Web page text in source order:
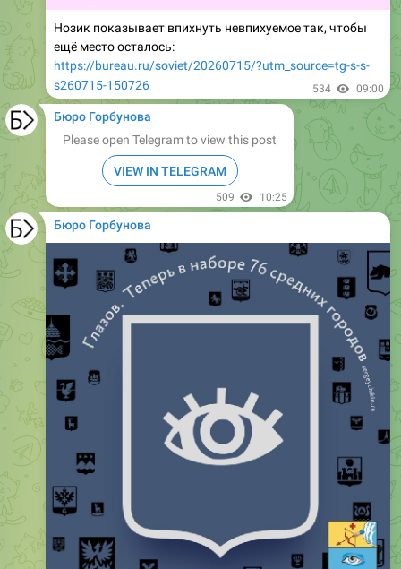
Нозик показывает впихнуть невпихуемое так, чтобы
ещё место осталось:
https://bureau.ru/soviet/20260715/?utm_source=tg-s-s-
s260715-150726
534 09:00
Бюро Горбунова
Please open Telegram to view this post
VIEW IN TELEGRAM
509 10:25
Бюро Горбунова